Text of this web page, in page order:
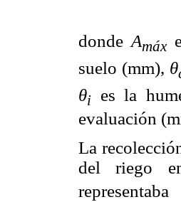
dondeAmáx
suelo (mm), θ
θi
es la
evaluación
La
del riego